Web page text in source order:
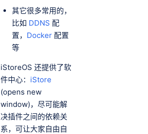
其它很多常用的，
比如 DDNS 配
置， Docker配置
等
iStoreOS 还提供了软
件中心： iStore
(opens new
window)，尽可能解
决插件之间的依赖关
系，可让大家自由自